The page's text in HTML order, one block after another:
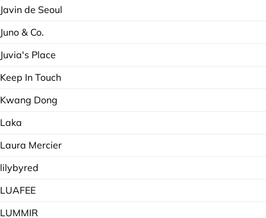
Javin de Seoul
Juno & Co.
Juvia's Place
Keep In Touch
Kwang Dong
Laka
Laura Mercier
lilybyred
LUAFEE
LUMMIR